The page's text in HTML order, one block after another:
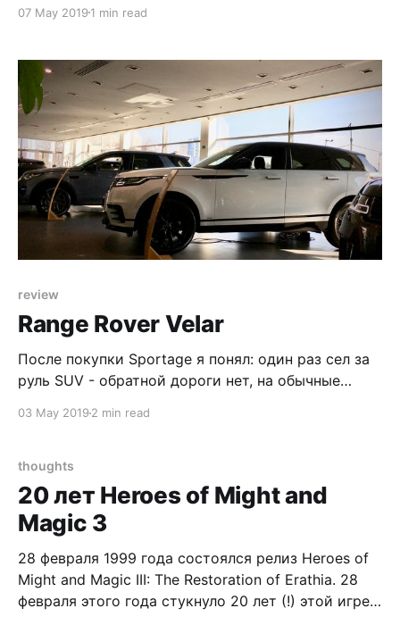
страну и её жителей. Однако так было не всегда.
заключить под стражу на 5 лет. О разводе и речи
быть не могло, а «сделано
07 May 2019 1 min read
review
Range Rover Velar
После покупки Sportage я понял: один раз сел за
руль SUV - обратной дороги нет, на обычные
Автопроизводители давно смекнули, куда ветер
компактные SUV. Будь то Mini Countryman или
Porsche Macan. Land Rover, не новички в
производстве полноприводных
03 May 2019 2 min read
thoughts
20 лет Heroes of Might and
Magic 3
28 февраля 1999 года состоялся релиз Heroes of
Might and Magic III: The Restoration of Erathia. 28
февраля этого года стукнуло 20 лет (!) этой игре!